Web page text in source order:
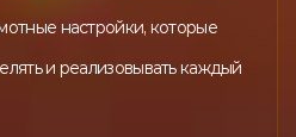
настройки, которые
и реализовывать каждый